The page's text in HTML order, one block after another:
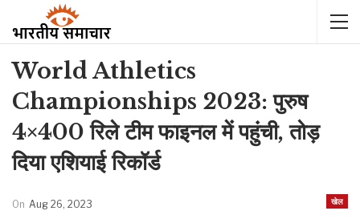
World Athletics
Championships 2023: पुरुष
4×400 रिले टीम फाइनल में पहुंची, तोड़
दिया एशियाई रिकॉर्ड
खेल
On Aug 26, 2023